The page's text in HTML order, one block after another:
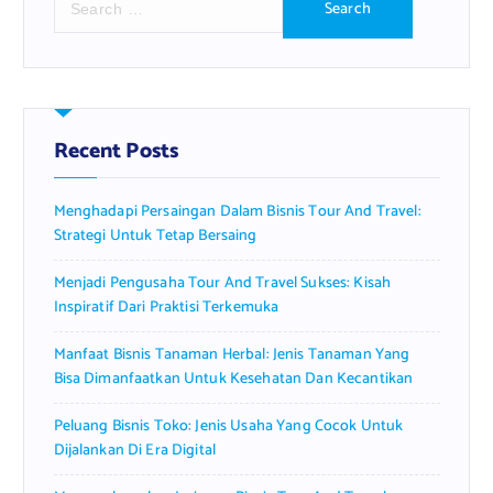
r
h
f
o
:
Recent Posts
Menghadapi Persaingan Dalam Bisnis Tour And Travel:
Strategi Untuk Tetap Bersaing
Menjadi Pengusaha Tour And Travel Sukses: Kisah
Inspiratif Dari Praktisi Terkemuka
Manfaat Bisnis Tanaman Herbal: Jenis Tanaman Yang
Bisa Dimanfaatkan Untuk Kesehatan Dan Kecantikan
Peluang Bisnis Toko: Jenis Usaha Yang Cocok Untuk
Dijalankan Di Era Digital